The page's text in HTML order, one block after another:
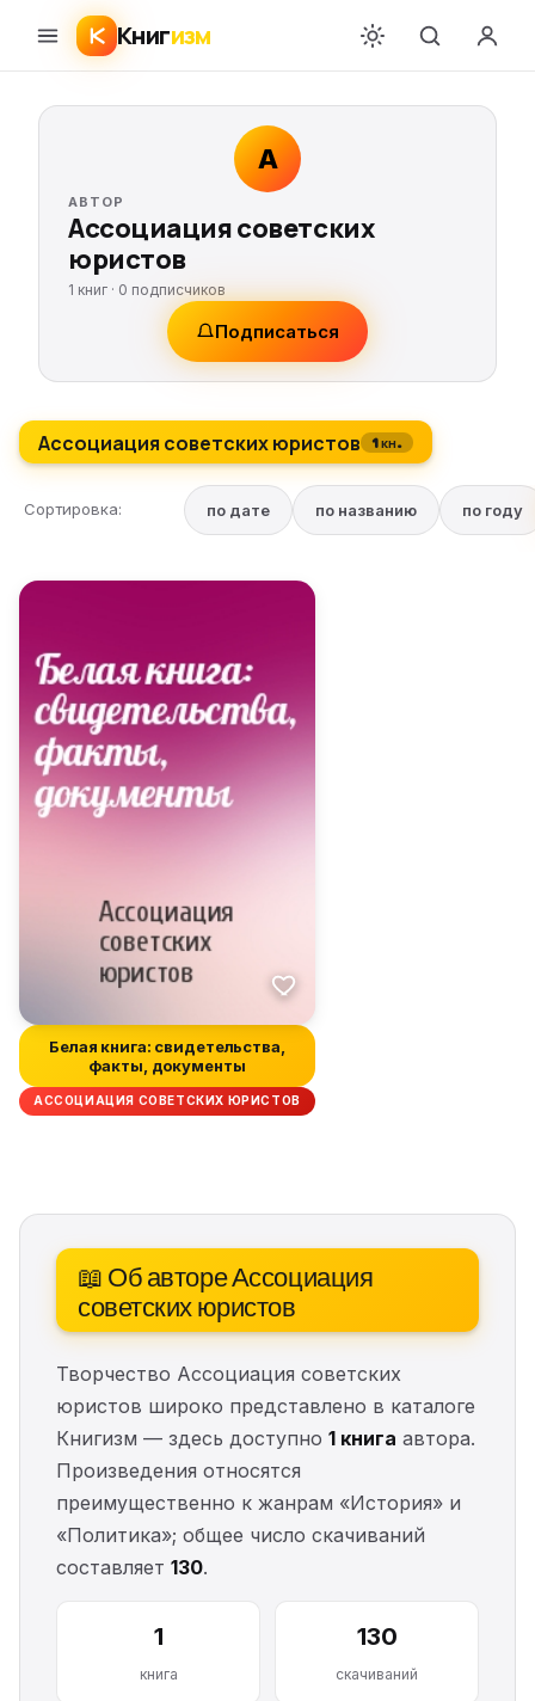
Книгизм
А
АВТОР
Ассоциация советских
юристов
1 книг · 0 подписчиков
Подписаться
Ассоциация советских юристов 1 кн.
Сортировка: по дате по названию по году
Белая книга: свидетельства,
факты, документы
АССОЦИАЦИЯ СОВЕТСКИХ ЮРИСТОВ
📖 Об авторе Ассоциация
советских юристов
Творчество Ассоциация советских
юристов широко представлено в каталоге
Книгизм — здесь доступно 1 книга автора.
Произведения относятся
преимущественно к жанрам «История» и
«Политика»; общее число скачиваний
составляет 130.
1
книга
130
скачиваний